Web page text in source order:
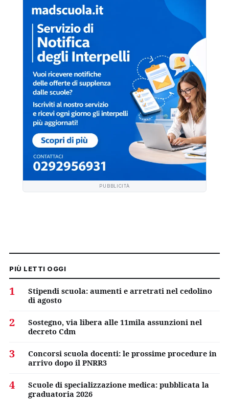
PUBBLICITÀ
PIÙ LETTI OGGI
1
Stipendi scuola: aumenti e arretrati nel cedolino
di agosto
2
Sostegno, via libera alle 11mila assunzioni nel
decreto Cdm
3
Concorsi scuola docenti: le prossime procedure in
arrivo dopo il PNRR3
4
Scuole di specializzazione medica: pubblicata la
graduatoria 2026